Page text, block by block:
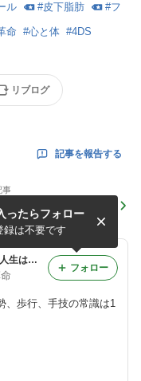
ル #皮下脂肪 #フ
命 #心と体 #4DS
リブログ
記事を報告する
事
スランプを止める方法
４DS姿勢革命！巻き肩、脱力で人生は好転する♪堀和夫
ったらフォロー
録は不要です
フォロー